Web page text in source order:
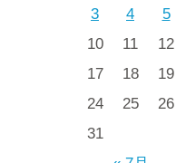
3
4 5
10
11 12
17
18 19
24
25 26
31